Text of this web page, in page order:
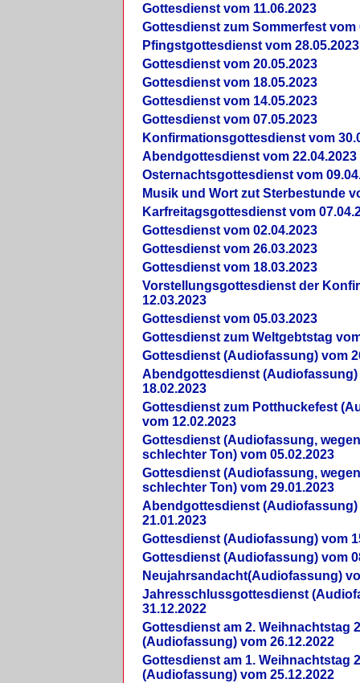
Gottesdienst vom 11.06.2023
Gottesdienst zum Sommerfest vom
Pfingstgottesdienst vom 28.05.2023
Gottesdienst vom 20.05.2023
Gottesdienst vom 18.05.2023
Gottesdienst vom 14.05.2023
Gottesdienst vom 07.05.2023
Konfirmationsgottesdienst vom
Abendgottesdienst vom 22.04.2023
Osternachtsgottesdienst vom
Musik und Wort zut Sterbestunde
Karfreitagsgottesdienst vom
Gottesdienst vom 02.04.2023
Gottesdienst vom 26.03.2023
Gottesdienst vom 18.03.2023
Vorstellungsgottesdienst der
12.03.2023
Gottesdienst vom 05.03.2023
Gottesdienst zum Weltgebtstag
Gottesdienst (Audiofassung) vom
Abendgottesdienst (Audiofassung)
18.02.2023
Gottesdienst zum Potthuckefest
vom 12.02.2023
Gottesdienst (Audiofassung,
schlechter Ton) vom 05.02.2023
Gottesdienst (Audiofassung,
schlechter Ton) vom 29.01.2023
Abendgottesdienst (Audiofassung)
21.01.2023
Gottesdienst (Audiofassung) vom
Gottesdienst (Audiofassung) vom
Neujahrsandacht(Audiofassung)
Jahresschlussgottesdienst
31.12.2022
Gottesdienst am 2. Weihnachtstag
(Audiofassung) vom 26.12.2022
Gottesdienst am 1. Weihnachtstag
(Audiofassung) vom 25.12.2022